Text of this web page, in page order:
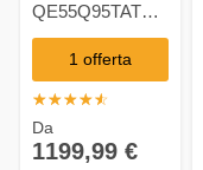
QE55Q95TATXZT
Smart TV Tizen
1 offerta
☆☆☆☆☆
★★★★★
Da
1199,99 €